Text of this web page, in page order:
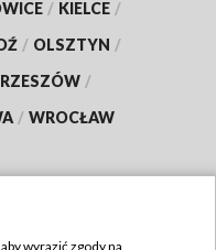
/ KIELCE /
/ OLSZTYN /
RZESZÓW /
/ WROCŁAW
wyrazić zgody na